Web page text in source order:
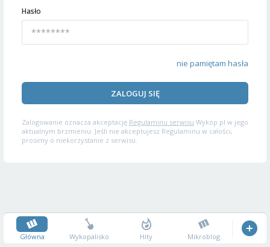
Hasło
nie pamiętam hasła
ZALOGUJ SIĘ
Zalogowanie oznacza akceptację Regulaminu serwisu Wykop.pl w jego
aktualnym brzmieniu. Jeśli nie akceptujesz Regulaminu w całości,
prosimy o niekorzystanie z serwisu.
Główna Wykopalisko Hity Mikroblog